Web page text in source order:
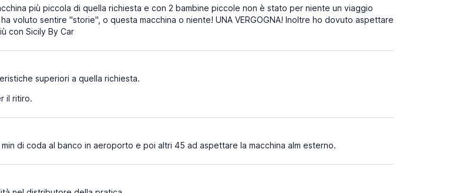
più piccola di quella richiesta e con 2 bambine piccole non è stato per niente un viaggio
voluto sentire "storie", o questa macchina o niente! UNA VERGOGNA! Inoltre ho dovuto aspettare
con Sicily By Car
superiori a quella richiesta.
il ritiro.
di coda al banco in aeroporto e poi altri 45 ad aspettare la macchina alm esterno.